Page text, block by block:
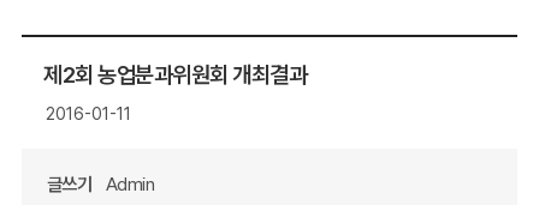
제2회 농업분과위원회 개최결과
2016-01-11
글쓰기 Admin